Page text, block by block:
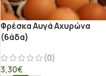
Φρέσκα Αυγά Αχυρώνα
(6άδα)
(0)
3,30€